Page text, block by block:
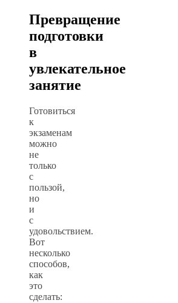
Превращение
подготовки
в
увлекательное
занятие
Готовиться
к
экзаменам
можно
не
только
с
пользой,
но
и
с
удовольствием.
Вот
несколько
способов,
как
это
сделать: